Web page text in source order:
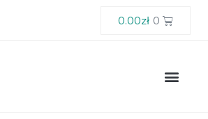
0.00zł 0